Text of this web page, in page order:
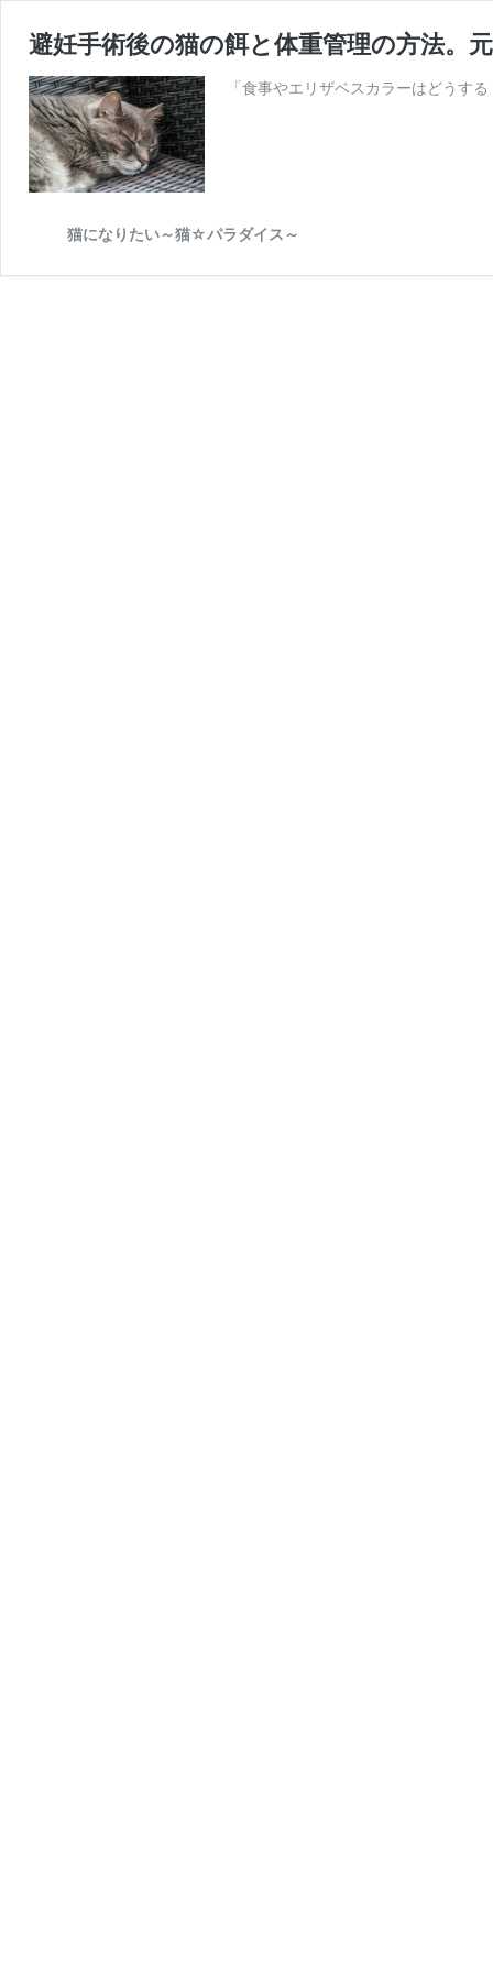
避妊手術後の猫の餌と体重管理の方法。
「食事やエリザベスカラーはどうす
猫になりたい～猫☆パラダイス～